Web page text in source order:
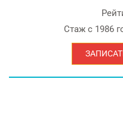
Стаж с 1986